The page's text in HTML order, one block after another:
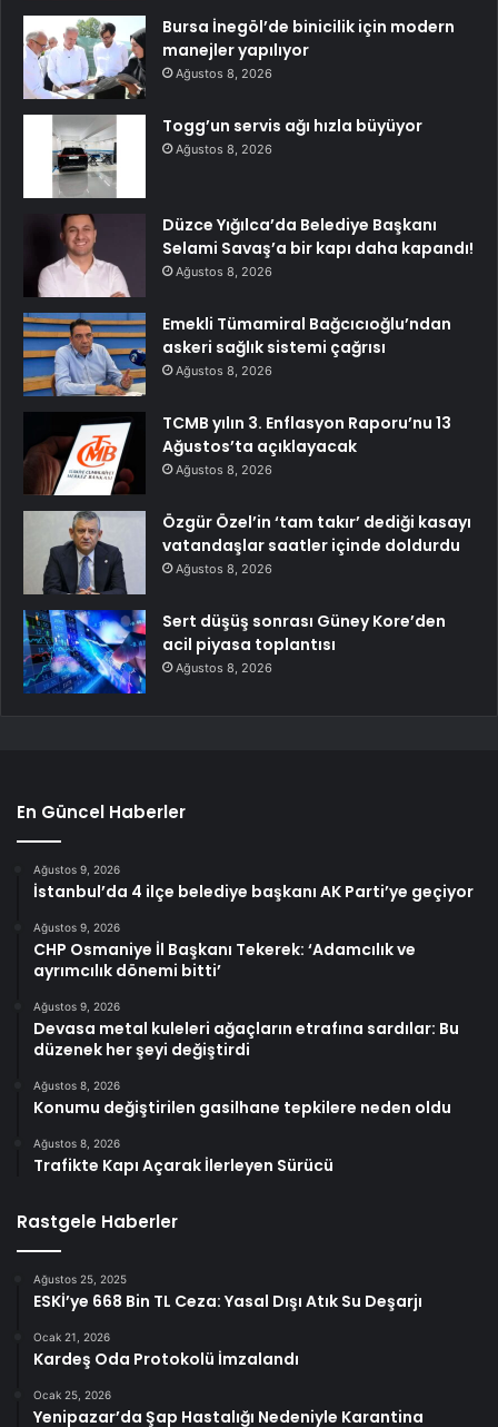
Bursa İnegöl’de binicilik için modern
manejler yapılıyor
Ağustos 8, 2026
Togg’un servis ağı hızla büyüyor
Ağustos 8, 2026
Düzce Yığılca’da Belediye Başkanı
Selami Savaş’a bir kapı daha kapandı!
Ağustos 8, 2026
Emekli Tümamiral Bağcıcıoğlu’ndan
askeri sağlık sistemi çağrısı
Ağustos 8, 2026
TCMB yılın 3. Enflasyon Raporu’nu 13
Ağustos’ta açıklayacak
Ağustos 8, 2026
Özgür Özel’in ‘tam takır’ dediği kasayı
vatandaşlar saatler içinde doldurdu
Ağustos 8, 2026
Sert düşüş sonrası Güney Kore’den
acil piyasa toplantısı
Ağustos 8, 2026
En Güncel Haberler
Ağustos 9, 2026
İstanbul’da 4 ilçe belediye başkanı AK Parti’ye geçiyor
Ağustos 9, 2026
CHP Osmaniye İl Başkanı Tekerek: ‘Adamcılık ve
ayrımcılık dönemi bitti’
Ağustos 9, 2026
Devasa metal kuleleri ağaçların etrafına sardılar: Bu
düzenek her şeyi değiştirdi
Ağustos 8, 2026
Konumu değiştirilen gasilhane tepkilere neden oldu
Ağustos 8, 2026
Trafikte Kapı Açarak İlerleyen Sürücü
Rastgele Haberler
Ağustos 25, 2025
ESKİ’ye 668 Bin TL Ceza: Yasal Dışı Atık Su Deşarjı
Ocak 21, 2026
Kardeş Oda Protokolü İmzalandı
Ocak 25, 2026
Yenipazar’da Şap Hastalığı Nedeniyle Karantina